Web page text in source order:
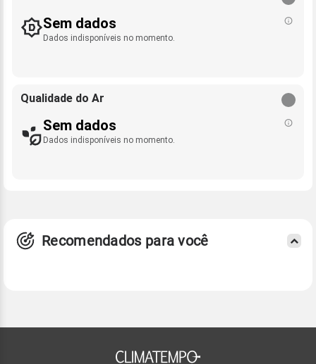
Sem dados
Dados indisponíveis no momento.
Qualidade do Ar
Sem dados
Dados indisponíveis no momento.
Recomendados para você